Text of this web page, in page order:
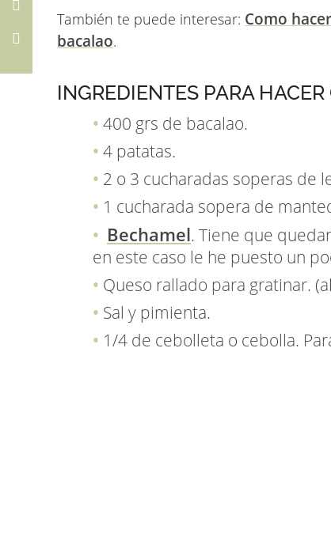
También te puede interesar: Como
bacalao.
INGREDIENTES PARA
400 grs de bacalao.
4 patatas.
2 o 3 cucharadas soperas de
1 cucharada sopera de
Bechamel. Tiene que
en este caso le he puesto un
Queso rallado para gratinar.
Sal y pimienta.
1/4 de cebolleta o cebolla.